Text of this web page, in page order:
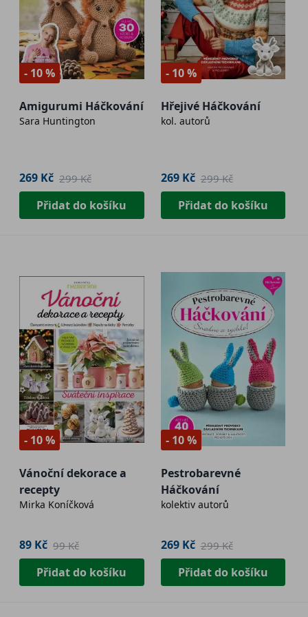
- 10 %
Amigurumi Háčkování
Sara Huntington
269 Kč 299 Kč
Přidat do košíku
- 10 %
Hřejivé Háčkování
kol. autorů
269 Kč 299 Kč
Přidat do košíku
- 10 %
Vánoční dekorace a
recepty
Mirka Koníčková
89 Kč 99 Kč
Přidat do košíku
- 10 %
Pestrobarevné
Háčkování
kolektiv autorů
269 Kč 299 Kč
Přidat do košíku